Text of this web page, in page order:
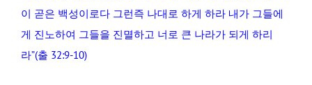
이 곧은 백성이로다 그런즉 나대로 하게 하라 내가 그들에
게 진노하여 그들을 진멸하고 너로 큰 나라가 되게 하리
라”(출 32:9-10)